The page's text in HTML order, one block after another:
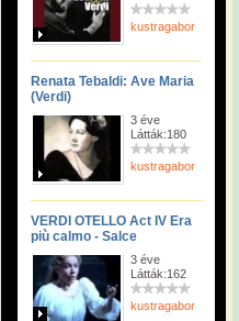
kustragabor
Renata Tebaldi: Ave Maria
(Verdi)
3 éve
Látták:180
kustragabor
VERDI OTELLO Act IV Era
più calmo - Salce
3 éve
Látták:162
kustragabor